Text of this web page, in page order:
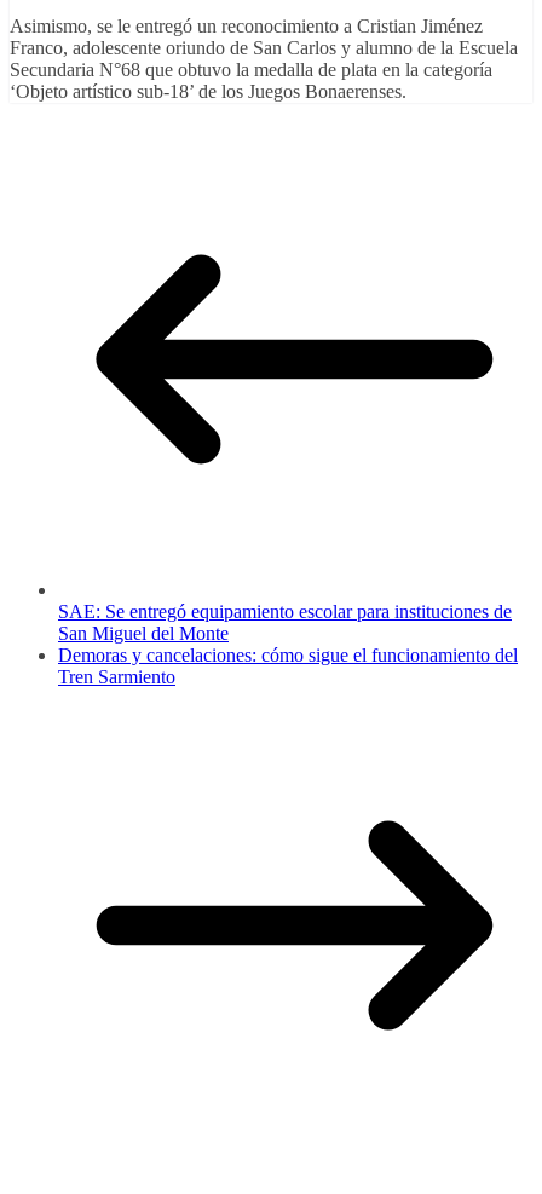
Asimismo, se le entregó un reconocimiento a Cristian Jiménez
Franco, adolescente oriundo de San Carlos y alumno de la Escuela
Secundaria N°68 que obtuvo la medalla de plata en la categoría
‘Objeto artístico sub-18’ de los Juegos Bonaerenses.
SAE: Se entregó equipamiento escolar para instituciones de
San Miguel del Monte
Demoras y cancelaciones: cómo sigue el funcionamiento del
Tren Sarmiento